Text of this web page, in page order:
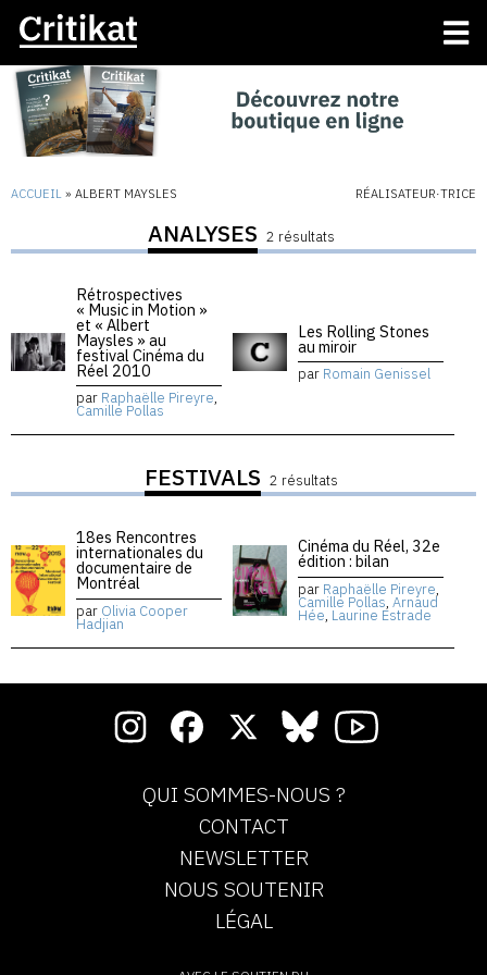
ACCUEIL » ALBERT MAYSLES RÉALISATEUR·TRICE
ANALYSES 2 résultats
Rétrospectives
« Music in Motion »
et « Albert
Maysles » au
festival Cinéma du
Réel 2010
par Raphaëlle Pireyre,
Camille Pollas
Les Rolling Stones
au miroir
par Romain Genissel
FESTIVALS 2 résultats
18es Rencontres
internationales du
documentaire de
Montréal
par Olivia Cooper
Hadjian
Cinéma du Réel, 32e
édition : bilan
par Raphaëlle Pireyre,
Camille Pollas, Arnaud
Hée, Laurine Estrade
QUI SOMMES-NOUS ?
CONTACT
NEWSLETTER
NOUS SOUTENIR
LÉGAL